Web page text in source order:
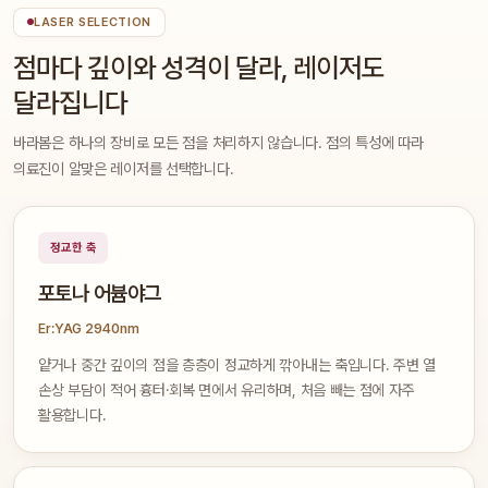
LASER SELECTION
점마다 깊이와 성격이 달라, 레이저도
달라집니다
바라봄은 하나의 장비로 모든 점을 처리하지 않습니다. 점의 특성에 따라
의료진이 알맞은 레이저를 선택합니다.
정교한 축
포토나 어븀야그
Er:YAG 2940nm
얕거나 중간 깊이의 점을 층층이 정교하게 깎아내는 축입니다. 주변 열
손상 부담이 적어 흉터·회복 면에서 유리하며, 처음 빼는 점에 자주
활용합니다.